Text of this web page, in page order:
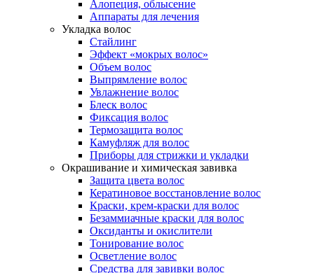
Алопеция, облысение
Аппараты для лечения
Укладка волос
Стайлинг
Эффект «мокрых волос»
Объем волос
Выпрямление волос
Увлажнение волос
Блеск волос
Фиксация волос
Термозащита волос
Камуфляж для волос
Приборы для стрижки и укладки
Окрашивание и химическая завивка
Защита цвета волос
Кератиновое восстановление волос
Краски, крем-краски для волос
Безаммиачные краски для волос
Оксиданты и окислители
Тонирование волос
Осветление волос
Средства для завивки волос